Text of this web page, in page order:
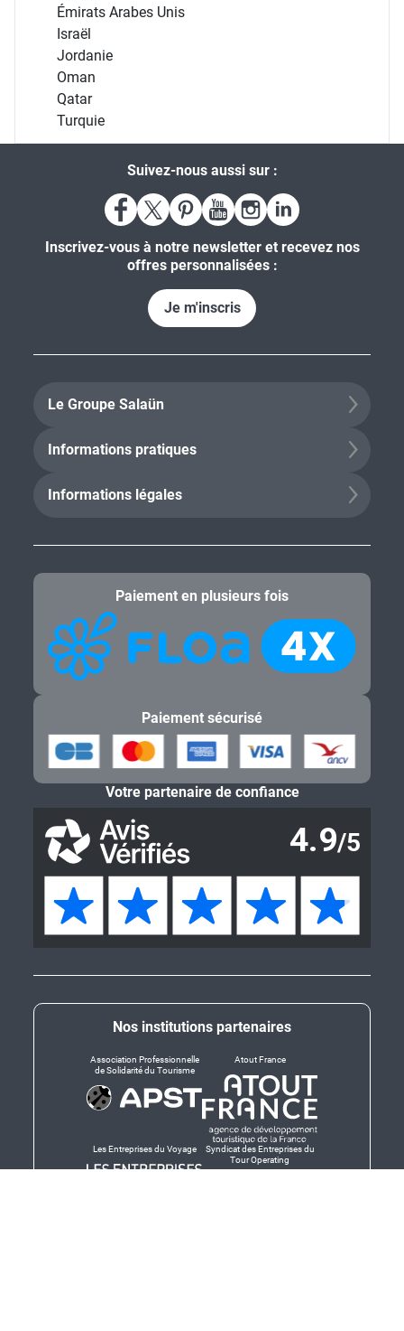
Émirats Arabes Unis
Israël
Jordanie
Oman
Qatar
Turquie
Suivez-nous aussi sur :
Inscrivez-vous à notre newsletter et recevez nos
offres personnalisées :
Je m'inscris
Le Groupe Salaün
Informations pratiques
Informations légales
Nos institutions partenaires
Association Professionnelle
de Solidarité du Tourisme
Atout France
Les Entreprises du Voyage
Syndicat des Entreprises du
Tour Operating
Paiement en plusieurs fois
Paiement sécurisé
Votre partenaire de confiance